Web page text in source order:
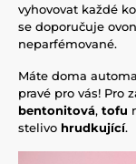
vyhovovat každé
se doporučuje
neparfémované.
Máte doma
pravé pro vás! Pro
bentonitová, tofu
stelivo hrudkující.